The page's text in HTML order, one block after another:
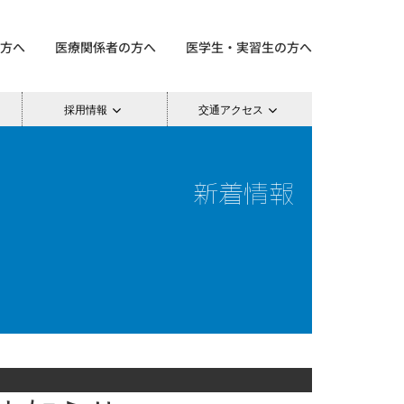
へ 医療関係者の方へ 医学生・実習生の方へ
採用情報 交通アクセス
新着情報